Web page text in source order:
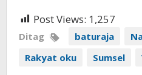
Post Views: 1,257
Ditag baturaja
Rakyat oku
Sumsel